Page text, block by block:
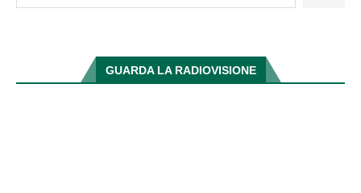
GUARDA LA RADIOVISIONE